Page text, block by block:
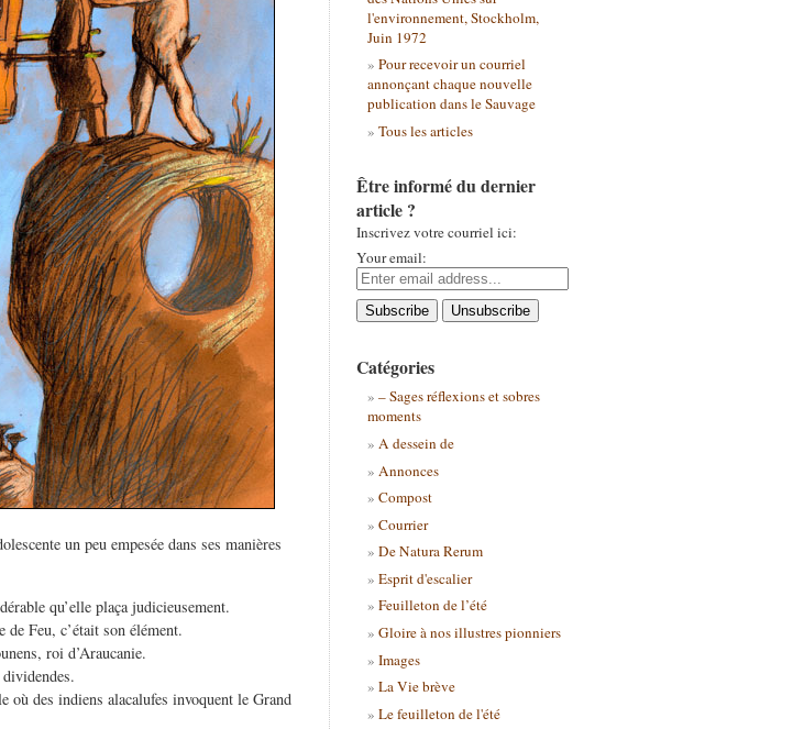
un peu empesée dans ses manières
qu’elle plaça judicieusement.
Feu, c’était son élément.
roi d’Araucanie.
des indiens alacalufes invoquent le Grand
l'environnement, Stockholm,
Juin 1972
Pour recevoir un courriel
annonçant chaque nouvelle
publication dans le Sauvage
Tous les articles
Être informé du dernier
article ?
Inscrivez votre courriel ici:
Your email:
Catégories
– Sages réflexions et sobres
moments
A dessein de
Annonces
Compost
Courrier
De Natura Rerum
Esprit d'escalier
Feuilleton de l’été
Gloire à nos illustres pionniers
Images
La Vie brève
Le feuilleton de l'été